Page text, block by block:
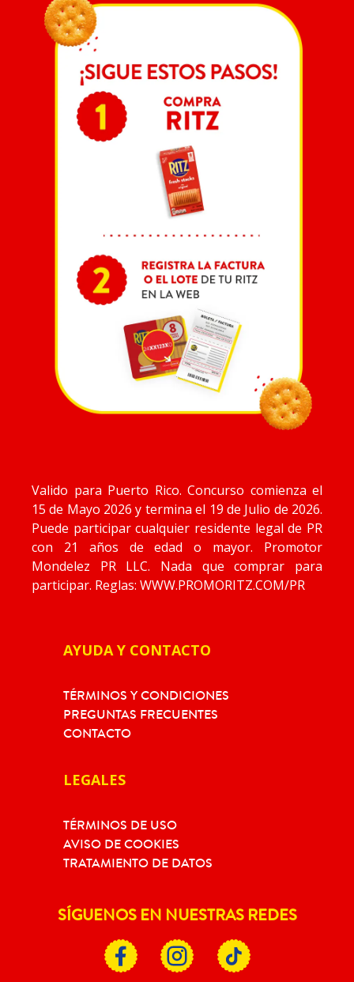
Valido para Puerto Rico. Concurso comienza el
15 de Mayo 2026 y termina el 19 de Julio de 2026.
Puede participar cualquier residente legal de PR
con 21 años de edad o mayor. Promotor
Mondelez PR LLC. Nada que comprar para
participar. Reglas: WWW.PROMORITZ.COM/PR
AYUDA Y CONTACTO
TÉRMINOS Y CONDICIONES
PREGUNTAS FRECUENTES
CONTACTO
LEGALES
TÉRMINOS DE USO
AVISO DE COOKIES
TRATAMIENTO DE DATOS
SÍGUENOS EN NUESTRAS REDES